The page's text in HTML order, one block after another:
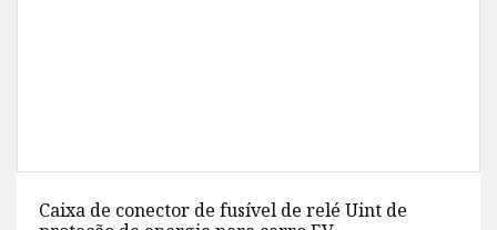
10 slots caixa de relé de potência universal